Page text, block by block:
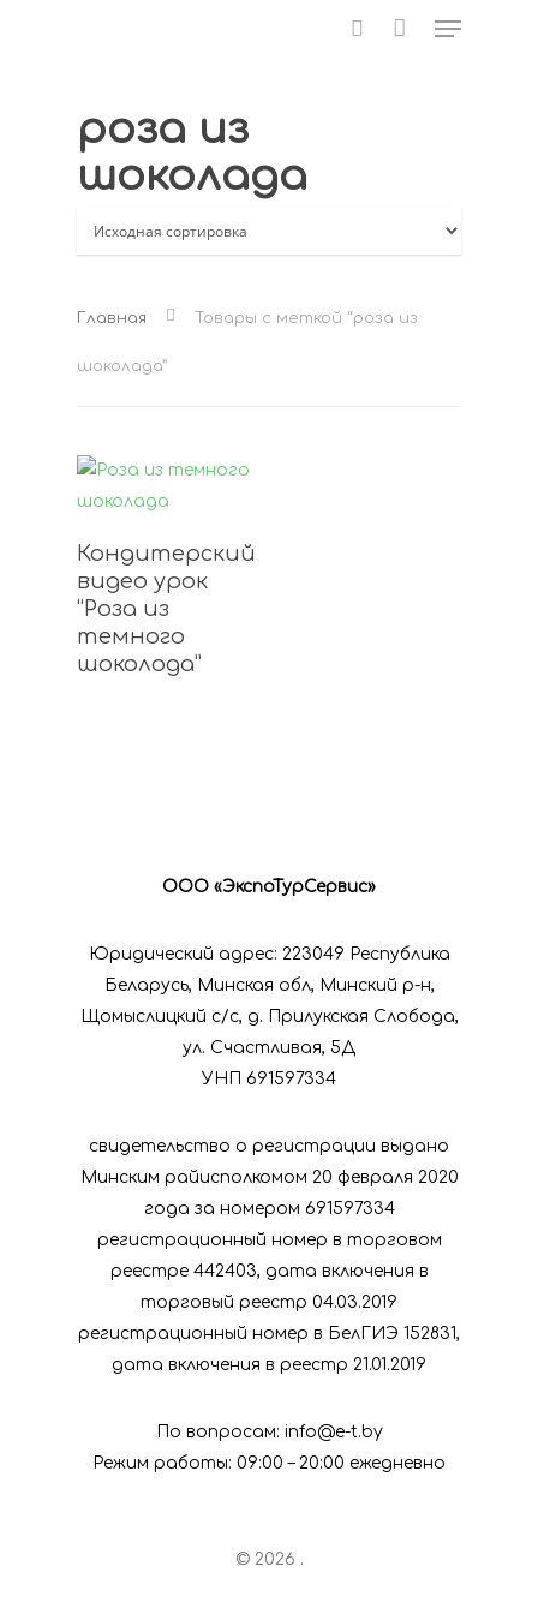
Нажмите Enter для поиска или ESC для
закрытия
роза из
шоколада
Главная Товары с меткой “роза из
шоколада”
Кондитерский
видео урок
“Роза из
темного
шоколода”
ООО «ЭкспоТурСервис»
Юридический адрес: 223049 Республика
Беларусь, Минская обл, Минский р-н,
Щомыслицкий с/с, д. Прилукская Слобода,
ул. Счастливая, 5Д
УНП 691597334
свидетельство о регистрации выдано
Минским райисполкомом 20 февраля 2020
года за номером 691597334
регистрационный номер в торговом
реестре 442403, дата включения в
торговый реестр 04.03.2019
регистрационный номер в БелГИЭ 152831,
дата включения в реестр 21.01.2019
По вопросам: info@e-t.by
Режим работы: 09:00 – 20:00 ежедневно
© 2026 .
Оплата за